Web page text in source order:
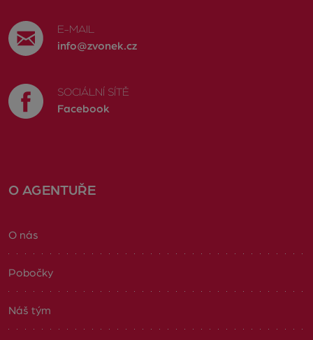
E-MAIL
info@zvonek.cz
SOCIÁLNÍ SÍTĚ
Facebook
O AGENTUŘE
O nás
Pobočky
Náš tým